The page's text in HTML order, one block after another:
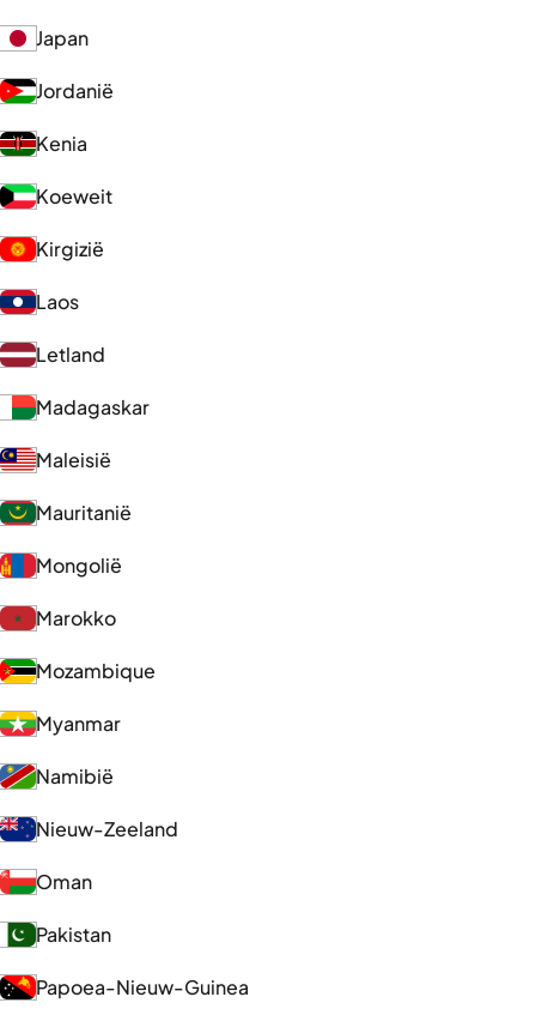
Japan
Jordanië
Kenia
Koeweit
Kirgizië
Laos
Letland
Madagaskar
Maleisië
Mauritanië
Mongolië
Marokko
Mozambique
Myanmar
Namibië
Nieuw-Zeeland
Oman
Pakistan
Papoea-Nieuw-Guinea